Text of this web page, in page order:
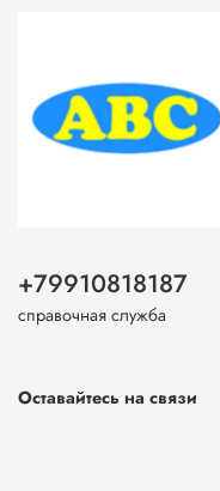
+79910818187
справочная служба
Оставайтесь на связи